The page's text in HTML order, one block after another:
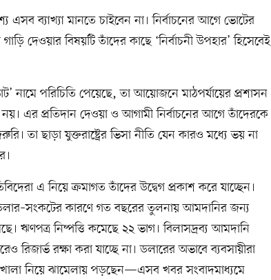
ব্যাখ্যা মানতে চাইবেন না। নির্বাচনের আগে ভোটের
দেওয়ার বিষয়টি তাঁদের কাছে ‘নির্বাচনী উপহার’ হিসেবেই
নামে পরিচিতি পেয়েছে, তা আয়োজনে মাঠপর্যায়ের প্রশাসন
এর প্রতিদান দেওয়া ও আগামী নির্বাচনের আগে তাঁদেরকে
তা ছাড়া যুক্তরাষ্ট্রের ভিসা নীতি যেন কারও মধ্যে ভয় না
এ নিয়ে ক্রমাগত তাঁদের উদ্বেগ প্রকাশ করে যাচ্ছেন।
ডলার–সংকটের কারণে গত বছরের তুলনায় আমদানির জন্য
ঋণপত্র নিষ্পত্তি কমেছে ২২ ভাগ। বিলাসদ্রব্য আমদানি
রিজার্ভ রক্ষা করা যাচ্ছে না। ডলারের অভাবে ব্যবসায়ীরা
নিয়ে ঝামেলায় পড়ছেন—এসব খবর সংবাদমাধ্যমে